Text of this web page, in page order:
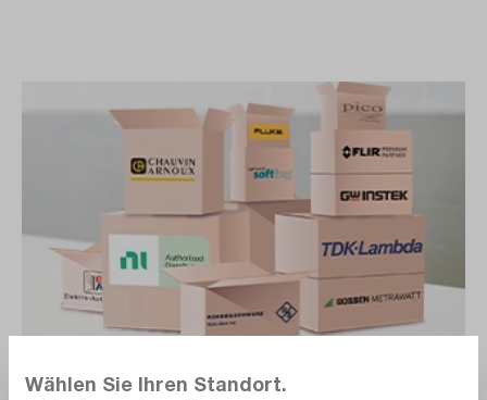
Qualität zum Sonderpreis.
Wählen Sie Ihren Standort.